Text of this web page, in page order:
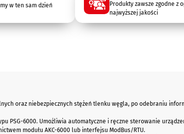
w ten sam dzień
Produkty zawsze zgodne z
najwyższej jakości
oraz niebezpiecznych stężeń tlenku węgla, po odebraniu
PSG-6000. Umożliwia automatyczne i ręczne sterowanie
modułu AKC-6000 lub interfejsu ModBus/RTU.